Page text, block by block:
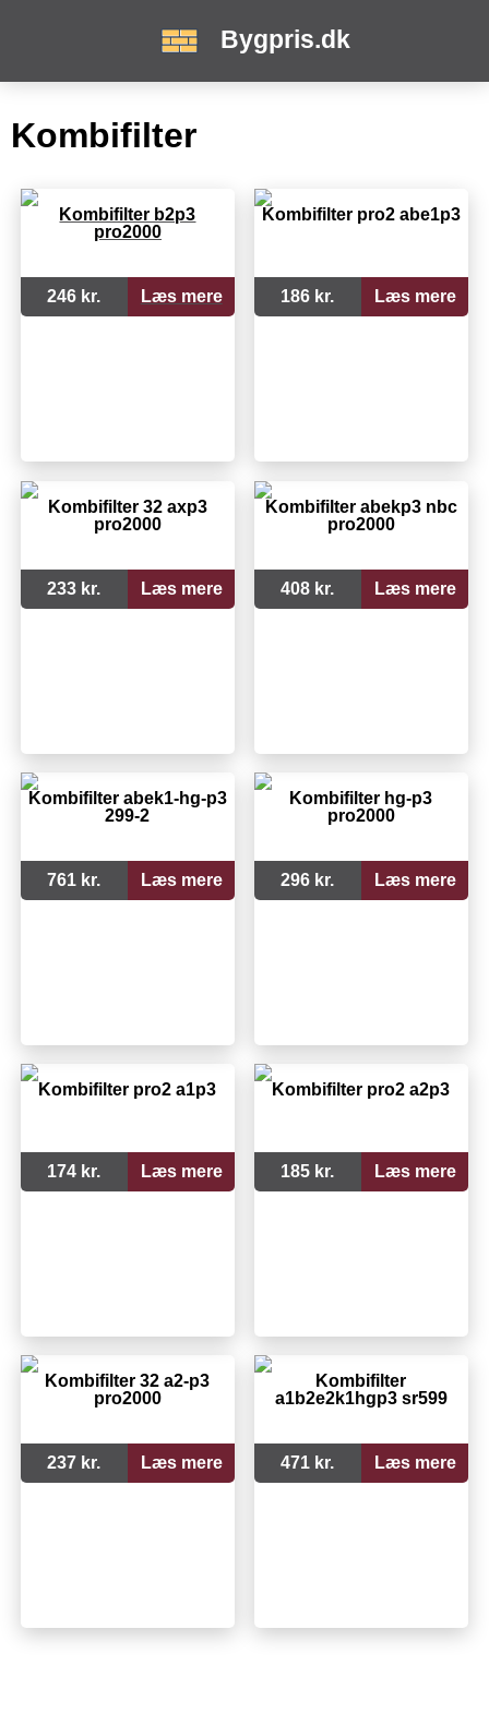
Bygpris.dk
Kombifilter
Kombifilter b2p3
pro2000
246 kr. Læs mere
Kombifilter pro2 abe1p3
186 kr. Læs mere
Kombifilter 32 axp3
pro2000
233 kr. Læs mere
Kombifilter abekp3 nbc
pro2000
408 kr. Læs mere
Kombifilter abek1-hg-p3
299-2
761 kr. Læs mere
Kombifilter hg-p3
pro2000
296 kr. Læs mere
Kombifilter pro2 a1p3
174 kr. Læs mere
Kombifilter pro2 a2p3
185 kr. Læs mere
Kombifilter 32 a2-p3
pro2000
237 kr. Læs mere
Kombifilter
a1b2e2k1hgp3 sr599
471 kr. Læs mere